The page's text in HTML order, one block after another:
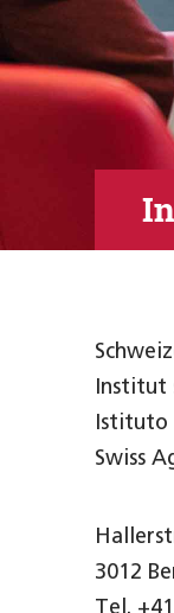
Institut
Istituto
Swiss
3012
Tel.